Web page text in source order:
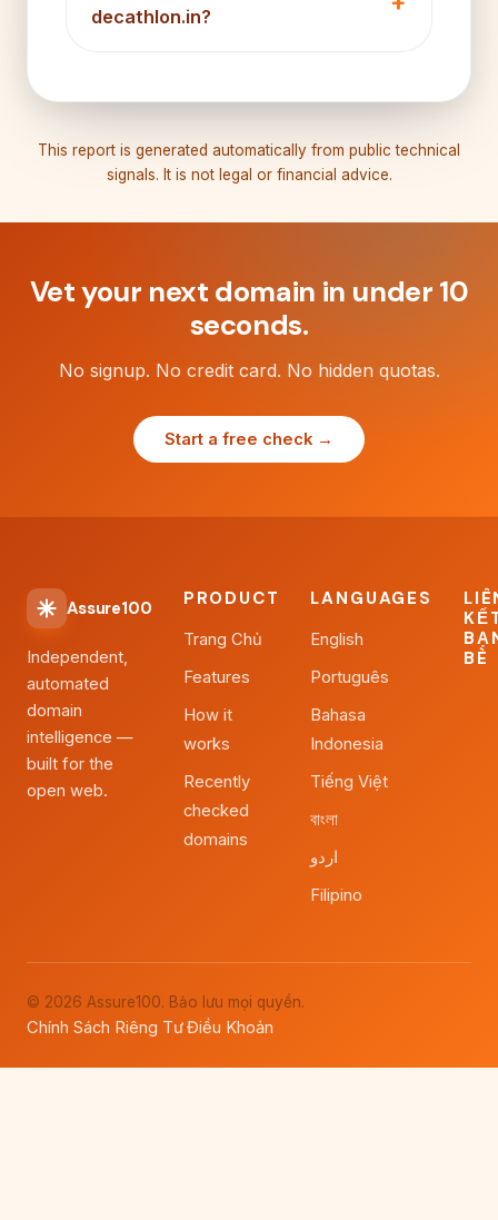
decathlon.in?
This report is generated automatically from public technical
signals. It is not legal or financial advice.
Vet your next domain in under 10
seconds.
No signup. No credit card. No hidden quotas.
Start a free check →
Assure100
Independent,
automated
domain
intelligence —
built for the
open web.
PRODUCT
Trang Chủ
Features
How it
works
Recently
checked
domains
LANGUAGES
English
Português
Bahasa
Indonesia
Tiếng Việt
বাংলা
اردو
Filipino
BÈ
© 2026 Assure100. Bảo lưu mọi quyền.
Chính Sách Riêng Tư·Điều Khoản